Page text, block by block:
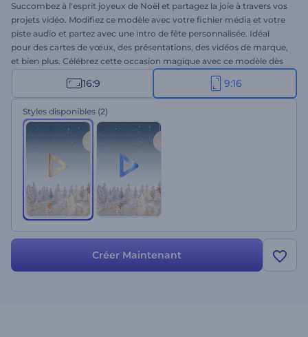
Succombez à l'esprit joyeux de Noël et partagez la joie à travers vos
projets vidéo. Modifiez ce modèle avec votre fichier média et votre
piste audio et partez avec une intro de fête personnalisée. Idéal
pour des cartes de vœux, des présentations, des vidéos de marque,
et bien plus. Célébrez cette occasion magique avec ce modèle dès
16:9 9:16
Styles disponibles (2)
Créer Maintenant